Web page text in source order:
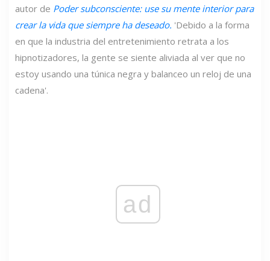
autor de Poder subconsciente: use su mente interior para
crear la vida que siempre ha deseado. 'Debido a la forma
en que la industria del entretenimiento retrata a los
hipnotizadores, la gente se siente aliviada al ver que no
estoy usando una túnica negra y balanceo un reloj de una
cadena'.
ad